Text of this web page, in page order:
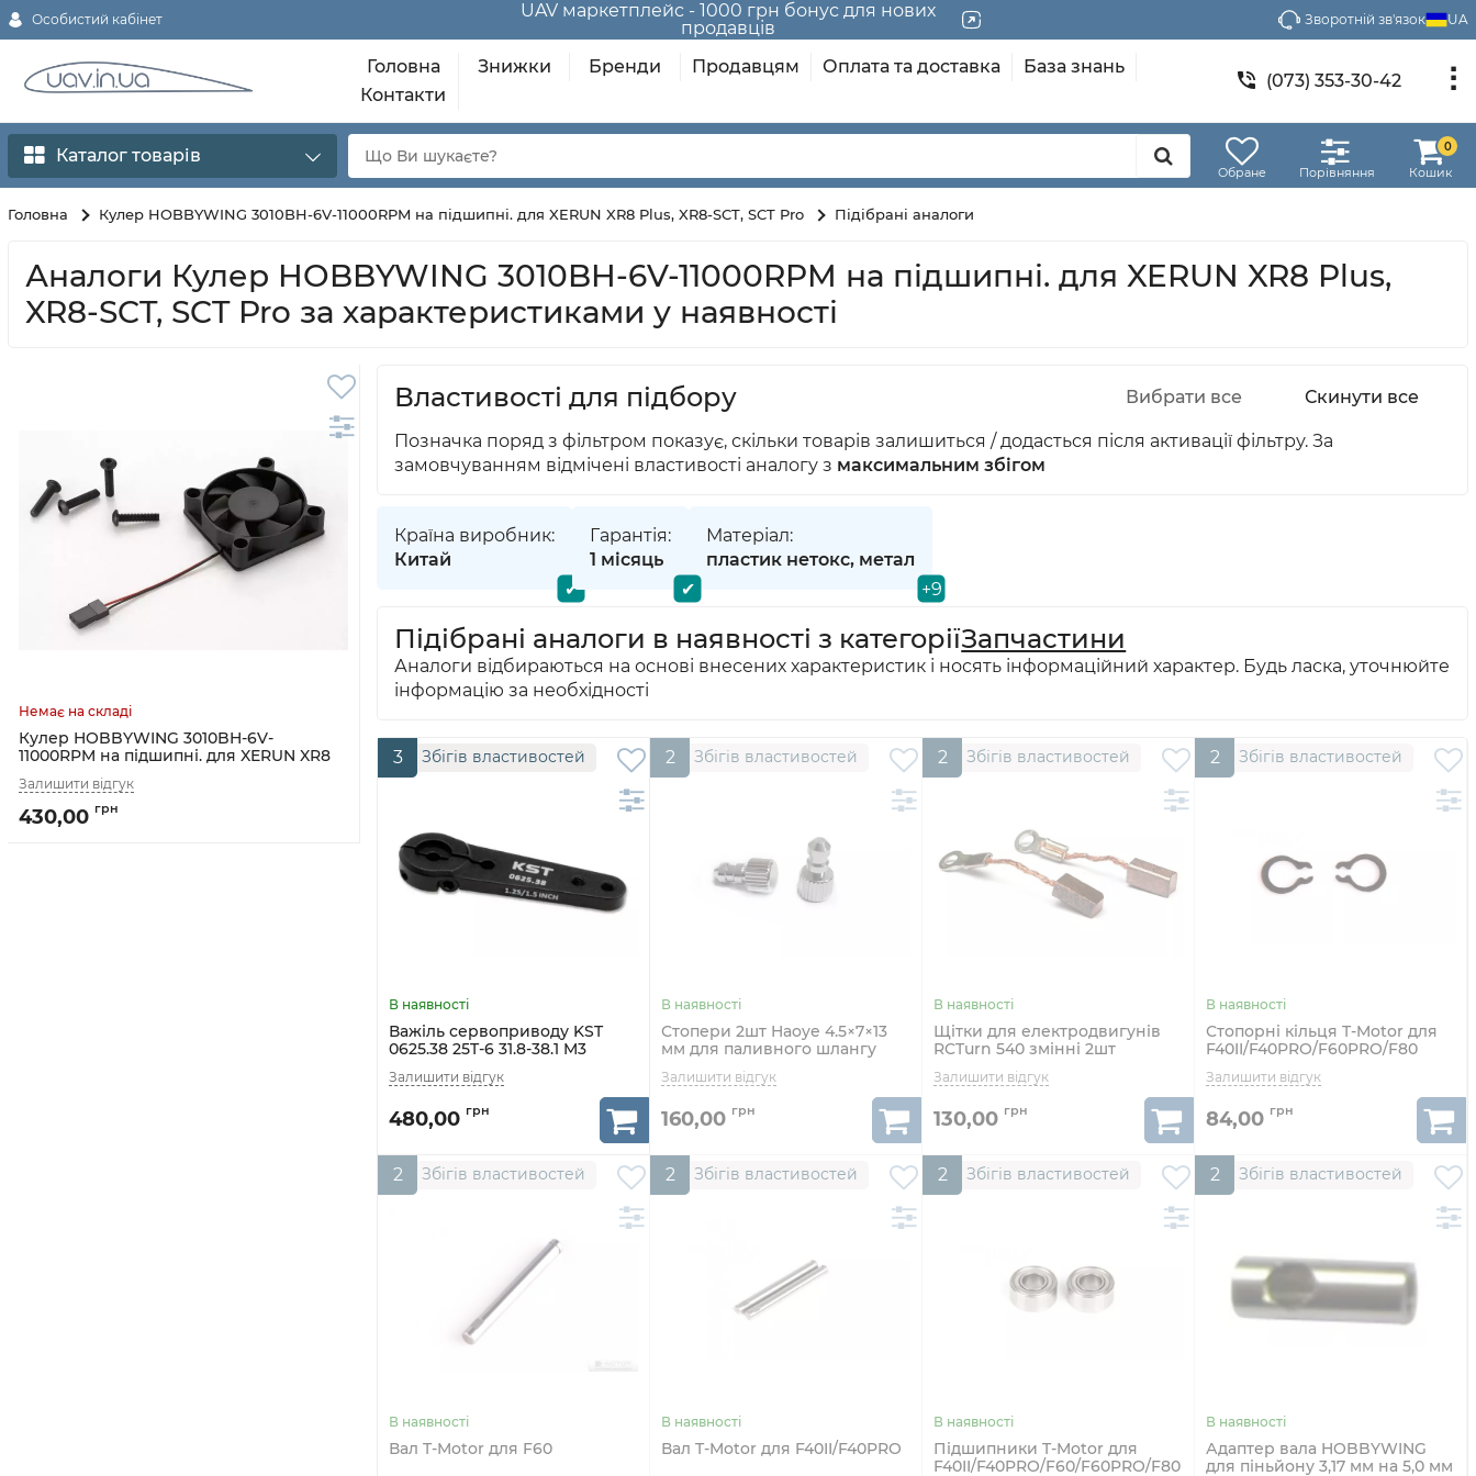
Особистий кабінет
UAV маркетплейс - 1000 грн бонус для нових
продавців
Зворотній зв'язок UA
Головна Знижки Бренди Продавцям Оплата та доставка
База знань
Контакти
(073) 353-30-42
Каталог товарів
Обране Порівняння Кошик
0
Головна Кулер HOBBYWING 3010BH-6V-11000RPM на підшипні. для XERUN XR8 Plus, XR8-SCT, SCT Pro Підібрані аналоги
Аналоги Кулер HOBBYWING 3010BH-6V-11000RPM на підшипні. для XERUN XR8 Plus,
XR8-SCT, SCT Pro за характеристиками у наявності
Кулер HOBBYWING 3010BH-6V-
11000RPM на підшипні. для XERUN XR8
Plus, XR8-SCT, SCT Pro
430,00
Властивості для підбору
Позначка поряд з фільтром показує, скільки товарів залишиться / додасться після активації фільтру. За
замовчуванням відмічені властивості аналогу з максимальним збігом
Матеріал:
пластик нетокс, метал
Країна виробник:
Китай
Гарантія:
1 місяць
Підібрані аналоги в наявності з категоріїЗапчастини
Аналоги відбираються на основі внесених характеристик і носять інформаційний характер. Будь ласка, уточнюйте
інформацію за необхідності
Збігів властивостей
3
Важіль сервоприводу KST
0625.38 25T-6 31.8-38.1 M3
алюмінієвий
480,00
Збігів властивостей
2
Стопери 2шт Haoye 4.5×7×13
мм для паливного шлангу
160,00
Збігів властивостей
2
Щітки для електродвигунів
RCTurn 540 змінні 2шт
130,00
Збігів властивостей
2
Стопорні кільця T-Motor для
F40II/F40PRO/F60PRO/F80
84,00
Збігів властивостей
2
Вал T-Motor для F60
Збігів властивостей
2
Вал T-Motor для F40II/F40PRO
Збігів властивостей
2
Підшипники T-Motor для
F40II/F40PRO/F60/F60PRO/F80
Збігів властивостей
2
Адаптер вала HOBBYWING
для піньйону 3,17 мм на 5,0 мм